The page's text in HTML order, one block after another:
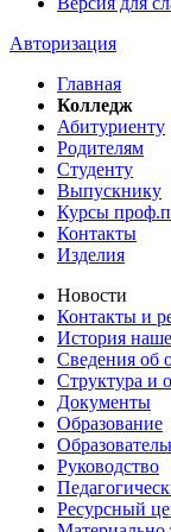
Авторизация
Главная
Колледж
Абитуриенту
Родителям
Студенту
Выпускнику
Курсы
Контакты
Изделия
Новости
Контакты и
История
Сведения об
Структура и
Документы
Образование
Руководство
Ресурсный